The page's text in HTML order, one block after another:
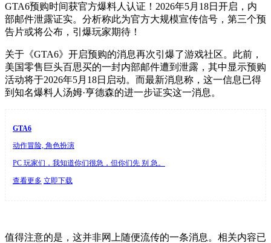
GTA6预购时间获官方爆料人认证！2026年5月18日开启，内
部邮件泄露证实。分析称此为官方大规模宣传信号，第三个预
告片或将公布，引爆玩家期待！
关于《GTA6》开启预购的消息再次引爆了游戏社区。此前，
美国零售巨头百思买的一封内部邮件遭到泄露，其中显示预购
活动将于2026年5月18日启动。而最新消息称，这一信息已得
到知名爆料人汤姆·亨德森的进一步证实这一消息。
GTA6
动作冒险, 角色扮演
PC 玩家们，我知道你们很急，但你们先 别 急。
查看更多 立即下载
值得注意的是，这并非网上随便流传的一条消息。相关内容已